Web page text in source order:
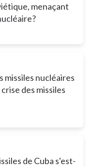
menaçant
missiles nucléaires
des missiles
de Cuba s'est-